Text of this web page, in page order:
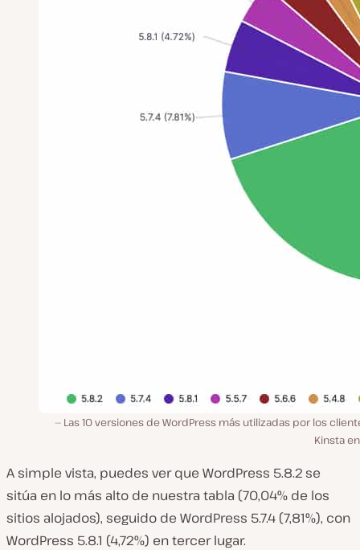
Las 10 versiones de WordPress más utilizadas por los
Kinsta
A simple vista, puedes ver que WordPress 5.8.2 se
sitúa en lo más alto de nuestra tabla (70,04% de los
sitios alojados), seguido de WordPress 5.7.4 (7,81%), con
WordPress 5.8.1 (4,72%) en tercer lugar.